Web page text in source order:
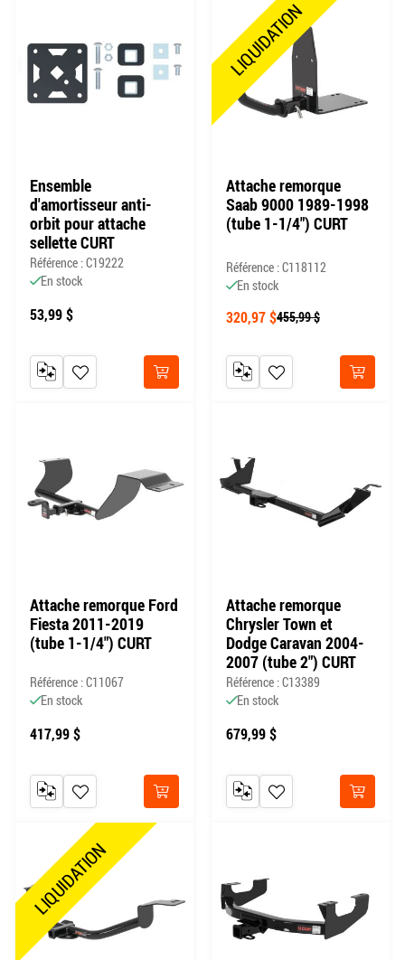
Ensemble
d'amortisseur anti-
orbit pour attache
sellette CURT
Référence : C19222
En stock
53,99 $
Acheter
AJOUTER À MA LISTE DE SOUHAITS
AJOUTER AU COMPARATEUR
LIQUIDATION
Attache remorque
Saab 9000 1989-1998
(tube 1-1/4") CURT
Référence : C118112
En stock
320,97 $455,99 $
Acheter
AJOUTER À MA LISTE DE
AJOUTER AU COMPARATEUR
Attache remorque Ford
Fiesta 2011-2019
(tube 1-1/4") CURT
Référence : C11067
En stock
417,99 $
Acheter
AJOUTER À MA LISTE DE SOUHAITS
AJOUTER AU COMPARATEUR
Attache remorque
Chrysler Town et
Dodge Caravan 2004-
2007 (tube 2") CURT
Référence : C13389
En stock
679,99 $
Acheter
AJOUTER À MA LISTE DE
AJOUTER AU COMPARATEUR
LIQUIDATION